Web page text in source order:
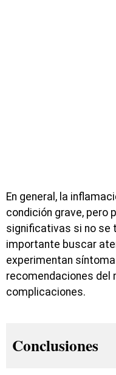
En general, la
condición grave, pero
significativas si no se
importante buscar
experimentan
recomendaciones del
complicaciones.
Conclusiones